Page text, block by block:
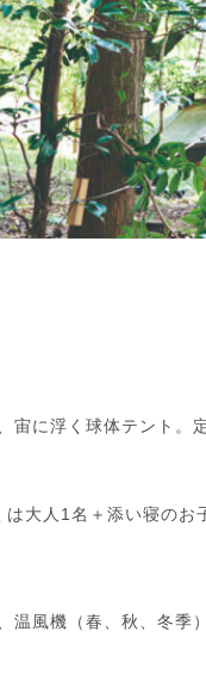
宙に浮く球体テント。
は大人1名＋添い寝のお
温風機（春、秋、冬季